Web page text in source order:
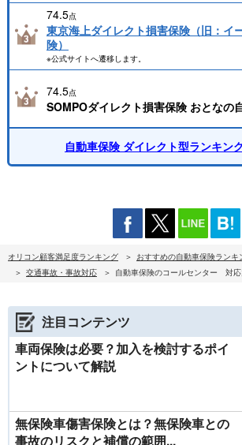
74.5点
東京海上ダイレクト損害保険（旧：イ
険）
※公式サイトへ遷移します。
74.5点
SOMPOダイレクト損害保険 おとなの
自動車保険 ダイレクト型ランキン
オリコン顧客満足度ランキング おすすめの自動車保険ランキ
交通事故・事故対応
自動車保険のコールセンター 対
注目コンテンツ
車両保険は必要？加入を検討するポイ
ントについて解説
無保険車傷害保険とは？無保険車との
事故のリスクと補償の範囲...